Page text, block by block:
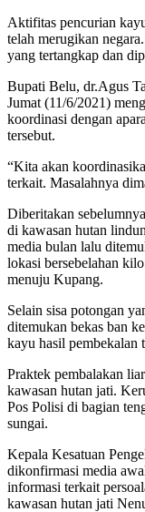
Aktifitas pencurian
telah merugikan
yang tertangkap dan
Bupati Belu, dr.Agus
Jumat (11/6/2021)
koordinasi dengan
tersebut.
“Kita akan
terkait. Masalahnya
Diberitakan
di kawasan hutan
media bulan lalu
lokasi bersebelahan
menuju Kupang.
Selain sisa potongan
ditemukan bekas ban
kayu hasil pembekalan
Praktek pembalakan
kawasan hutan jati.
Pos Polisi di bagian
sungai.
Kepala Kesatuan
dikonfirmasi media
informasi terkait
kawasan hutan jati